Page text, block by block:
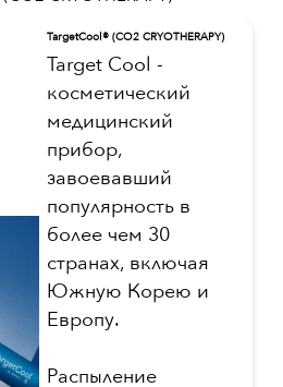
TargetCool® (CO2 CRYOTHERAPY)
Target Cool -
косметический
медицинский
прибор,
завоевавший
популярность в
более чем 30
странах, включая
Южную Корею и
Европу.
Распыление